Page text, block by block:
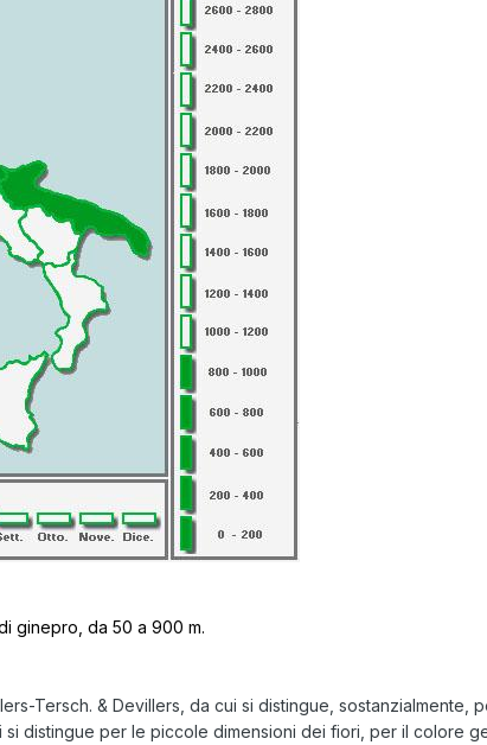
ginepro, da 50 a 900 m.
Tersch. & Devillers , da cui si distingue, sostanzialmente,
si distingue per le piccole dimensioni dei fiori, per il colore